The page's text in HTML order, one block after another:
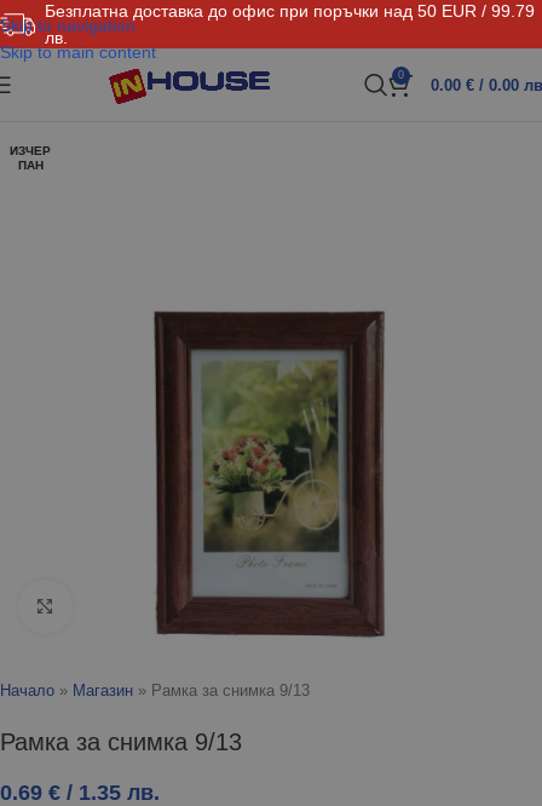
Безплатна доставка до офис при поръчки над 50 EUR / 99.79
лв.
Skip to navigation
Skip to main content
0
0.00 € / 0.00
ИЗЧЕР
ПАН
Click to enlarge
Начало » Магазин » Рамка за снимка 9/13
Рамка за снимка 9/13
0.69 € / 1.35 лв.